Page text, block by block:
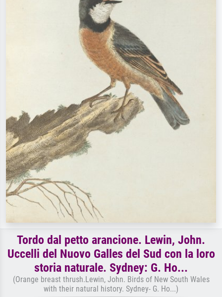
Tordo dal petto arancione. Lewin, John.
Uccelli del Nuovo Galles del Sud con la loro
storia naturale. Sydney: G. Ho...
(Orange breast thrush.Lewin, John. Birds of New South Wales
with their natural history. Sydney- G. Ho...)